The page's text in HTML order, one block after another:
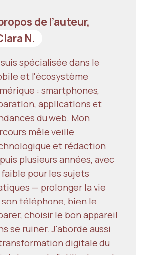
de l’auteur,
N.
spécialisée dans le
et l'écosystème
: smartphones,
applications et
du web. Mon
mêle veille
et rédaction
plusieurs années, avec
faible pour les sujets
— prolonger la vie
son téléphone, bien le
choisir le bon appareil
se ruiner. J'aborde aussi
digitale du